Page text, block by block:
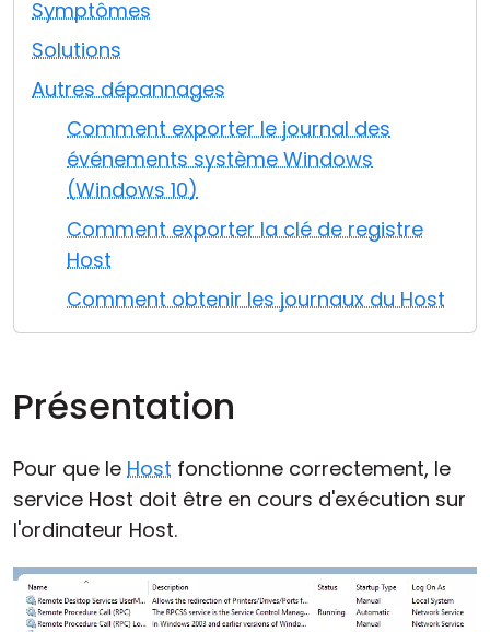
Symptômes
Solutions
Autres dépannages
Comment exporter le journal des
événements système Windows
(Windows 10)
Comment exporter la clé de registre
Host
Comment obtenir les journaux du Host
Présentation
Pour que le Host fonctionne correctement, le
service Host doit être en cours d'exécution sur
l'ordinateur Host.
Cloud et sur site